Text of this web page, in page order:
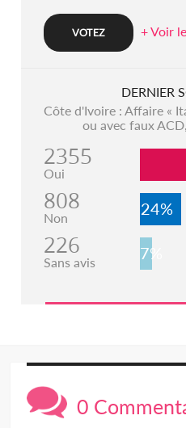
+ Voir
DERNIER
Côte d'Ivoire : Affaire «
ou avec faux
2355
Oui
808
Non 24%
226
Sans avis 7%
0